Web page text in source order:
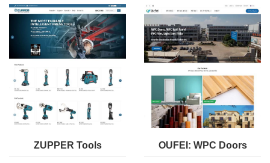
ZUPPER Tools OUFEI: WPC Doors